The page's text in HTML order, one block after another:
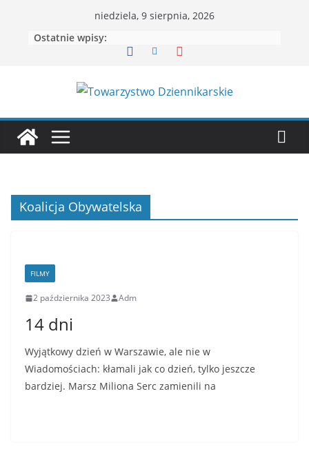
niedziela, 9 sierpnia, 2026
Ostatnie wpisy:
Koalicja Obywatelska
FILMY
2 października 2023 Adm
14 dni
Wyjątkowy dzień w Warszawie, ale nie w
Wiadomościach: kłamali jak co dzień, tylko jeszcze
bardziej. Marsz Miliona Serc zamienili na